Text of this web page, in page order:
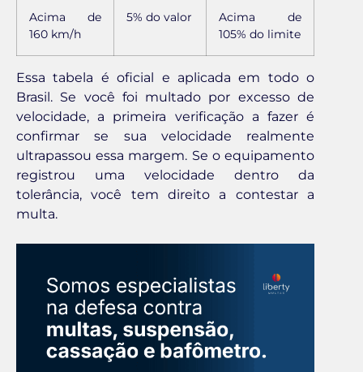
Acima de
160 km/h
5% do valor
Acima de
105% do limite
Essa tabela é oficial e aplicada em todo o
Brasil. Se você foi multado por excesso de
velocidade, a primeira verificação a fazer é
confirmar se sua velocidade realmente
ultrapassou essa margem. Se o equipamento
registrou uma velocidade dentro da
tolerância, você tem direito a contestar a
multa.